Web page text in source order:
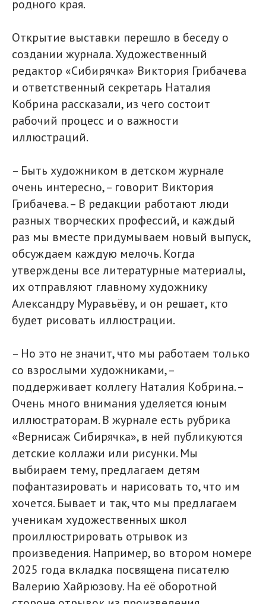
родного края.
Открытие выставки перешло в беседу о
создании журнала. Художественный
редактор «Сибирячка» Виктория Грибачева
и ответственный секретарь Наталия
Кобрина рассказали, из чего состоит
рабочий процесс и о важности
иллюстраций.
– Быть художником в детском журнале
очень интересно, – говорит Виктория
Грибачева. – В редакции работают люди
разных творческих профессий, и каждый
раз мы вместе придумываем новый выпуск,
обсуждаем каждую мелочь. Когда
утверждены все литературные материалы,
их отправляют главному художнику
Александру Муравьёву, и он решает, кто
будет рисовать иллюстрации.
– Но это не значит, что мы работаем только
со взрослыми художниками, –
поддерживает коллегу Наталия Кобрина. –
Очень много внимания уделяется юным
иллюстраторам. В журнале есть рубрика
«Вернисаж Сибирячка», в ней публикуются
детские коллажи или рисунки. Мы
выбираем тему, предлагаем детям
пофантазировать и нарисовать то, что им
хочется. Бывает и так, что мы предлагаем
ученикам художественных школ
проиллюстрировать отрывок из
произведения. Например, во втором номере
2025 года вкладка посвящена писателю
Валерию Хайрюзову. На её оборотной